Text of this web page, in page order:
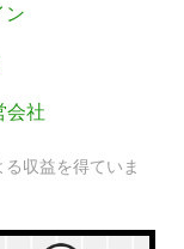
ン
会社
収益を得ていま